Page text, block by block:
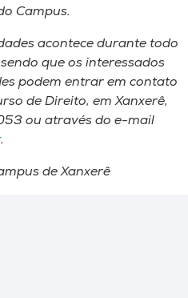
Campus.
acontece durante todo
que os interessados
podem entrar em contato
de Direito, em Xanxerê,
ou através do e-mail
.
de Xanxerê